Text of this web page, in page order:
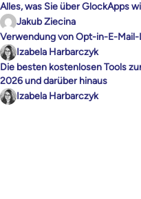
Alles, was Sie über GlockApps
Jakub Ziecina
Verwendung von Opt-in-E-
Izabela Harbarczyk
Die besten kostenlosen Tools
2026 und darüber hinaus
Izabela Harbarczyk